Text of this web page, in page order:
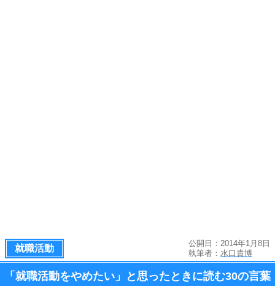
就職活動
公開日：2014年1月8日
執筆者： 水口貴博
「就職活動をやめたい」と思ったときに読む30の言葉